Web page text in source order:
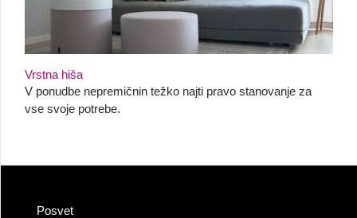
Vrstna hiša
V ponudbe nepremičnin težko najti pravo stanovanje za
vse svoje potrebe.
Posvet